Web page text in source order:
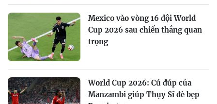
Mexico vào vòng 16 đội World
Cup 2026 sau chiến thắng quan
trọng
World Cup 2026: Cú đúp của
Manzambi giúp Thụy Sĩ đè bẹp